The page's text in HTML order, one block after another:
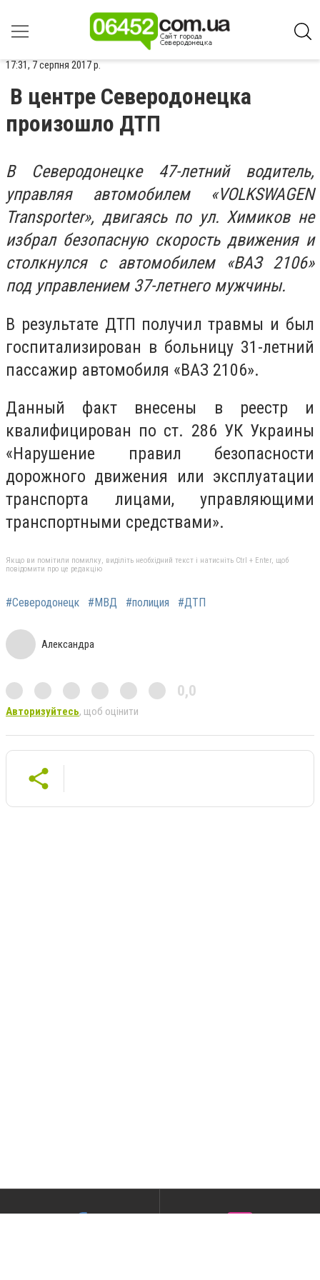
17:31, 7 серпня 2017 р.
В центре Северодонецка
произошло ДТП
В Северодонецке 47-летний водитель,
управляя автомобилем «VOLKSWAGEN
Transporter», двигаясь по ул. Химиков не
избрал безопасную скорость движения и
столкнулся с автомобилем «ВАЗ 2106»
под управлением 37-летнего мужчины.
В результате ДТП получил травмы и был
госпитализирован в больницу 31-летний
пассажир автомобиля «ВАЗ 2106».
Данный факт внесены в реестр и
квалифицирован по ст. 286 УК Украины
«Нарушение правил безопасности
дорожного движения или эксплуатации
транспорта лицами, управляющими
транспортными средствами».
Якщо ви помітили помилку, виділіть необхідний текст і натисніть Ctrl + Enter, щоб
повідомити про це редакцію
#Северодонецк #МВД #полиция #ДТП
Александра
0,0
Авторизуйтесь, щоб оцінити